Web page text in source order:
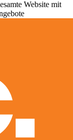
Website mit